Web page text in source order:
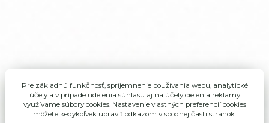
Pre základnú funkčnosť, spríjemnenie používania webu, analytické
účely a v prípade udelenia súhlasu aj na účely cielenia reklamy
využívame súbory cookies. Nastavenie vlastných preferencií cookies
môžete kedykoľvek upraviť odkazom v spodnej časti stránok.